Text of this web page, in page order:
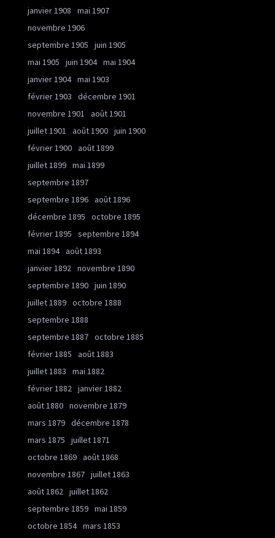
janvier 1908
mai 1907
novembre 1906
septembre 1905
juin 1905
mai 1905
juin 1904 mai 1904
janvier 1904 mai 1903
février 1903
décembre 1901
novembre 1901
août 1901
juillet 1901
août 1900 juin 1900
février 1900 août 1899
juillet 1899 mai 1899
septembre 1897
septembre 1896 août 1896
décembre 1895
octobre 1895
février 1895
septembre 1894
mai 1894 août 1893
janvier 1892 novembre 1890
septembre 1890 juin 1890
juillet 1889 octobre 1888
septembre 1888
septembre 1887 octobre 1885
février 1885
août 1883
juillet 1883
mai 1882
février 1882 janvier 1882
août 1880 novembre 1879
mars 1879 décembre 1878
mars 1875
juillet 1871
octobre 1869 août 1868
novembre 1867 juillet 1863
août 1862 juillet 1862
septembre 1859 mai 1859
octobre 1854 mars 1853